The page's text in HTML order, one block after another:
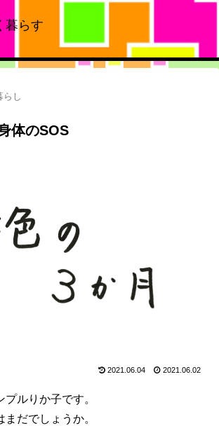
暮らす
らし
体のSOS
2021.06.04 2021.06.02
ルりか子です。
だでしょうか。